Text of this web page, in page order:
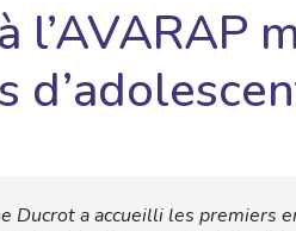
Ducrot a accueilli les premiers